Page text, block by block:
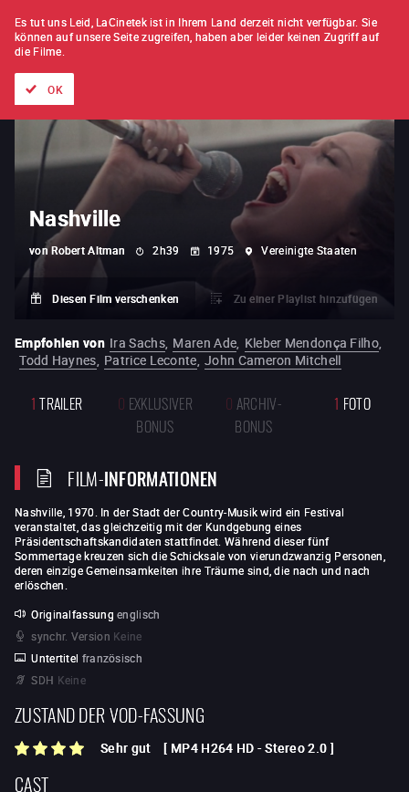
FILM FÜR FILM ABONNEMENT
Nashville
von Robert Altman 2h39 1975 Vereinigte Staaten
Diesen Film verschenken Zu einer Playlist hinzufügen
Empfohlen von Ira Sachs, Maren Ade, Kleber Mendonça Filho,
Todd Haynes, Patrice Leconte, John Cameron Mitchell
1 TRAILER 0 EXKLUSIVER
BONUS
0 ARCHIV-
BONUS
1 FOTO
FILM-INFORMATIONEN
Nashville, 1970. In der Stadt der Country-Musik wird ein Festival
veranstaltet, das gleichzeitig mit der Kundgebung eines
Präsidentschaftskandidaten stattfindet. Während dieser fünf
Sommertage kreuzen sich die Schicksale von vierundzwanzig Personen,
deren einzige Gemeinsamkeiten ihre Träume sind, die nach und nach
erlöschen.
Originalfassung englisch
synchr. Version Keine
Untertitel französisch
SDH Keine
ZUSTAND DER VOD-FASSUNG
Sehr gut [ MP4 H264 HD -Stereo 2.0 ]
CAST
Es tut uns Leid, LaCinetek ist in Ihrem Land derzeit nicht verfügbar. Sie
können auf unsere Seite zugreifen, haben aber leider keinen Zugriff auf
die Filme.
OK